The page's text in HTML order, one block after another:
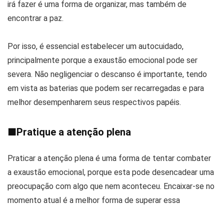
irá fazer é uma forma de organizar, mas também de
encontrar a paz.
Por isso, é essencial estabelecer um autocuidado,
principalmente porque a exaustão emocional pode ser
severa. Não negligenciar o descanso é importante, tendo
em vista as baterias que podem ser recarregadas e para
melhor desempenharem seus respectivos papéis.
■Pratique a atenção plena
Praticar a atenção plena é uma forma de tentar combater
a exaustão emocional, porque esta pode desencadear uma
preocupação com algo que nem aconteceu. Encaixar-se no
momento atual é a melhor forma de superar essa